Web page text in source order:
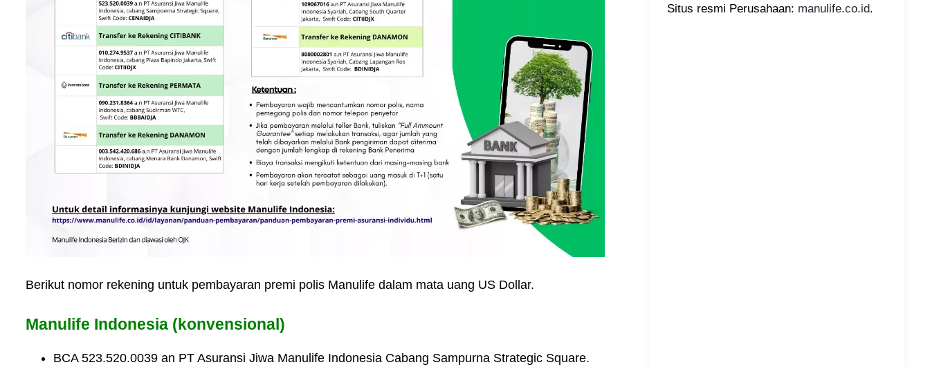
Berikut nomor rekening untuk pembayaran premi polis Manulife dalam mata uang US Dollar.
Manulife Indonesia (konvensional)
BCA 523.520.0039 an PT Asuransi Jiwa Manulife Indonesia Cabang Sampurna Strategic Square.
Situs resmi Perusahaan: manulife.co.id.